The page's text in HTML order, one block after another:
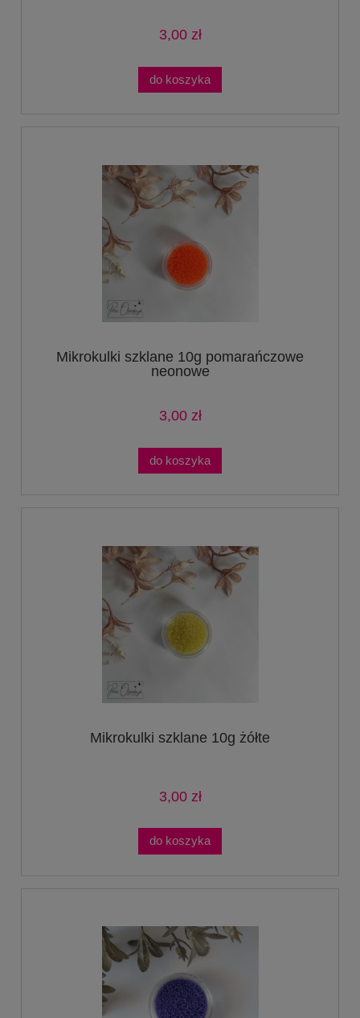
3,00 zł
do koszyka
Mikrokulki szklane 10g pomarańczowe
neonowe
3,00 zł
do koszyka
Mikrokulki szklane 10g żółte
3,00 zł
do koszyka